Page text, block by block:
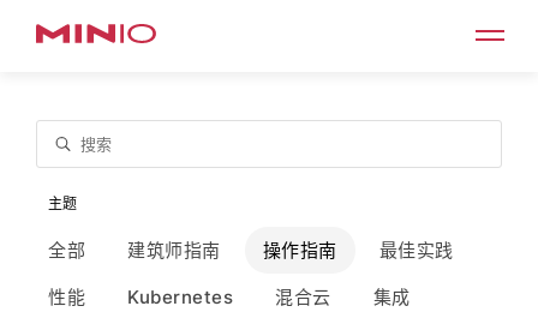
搜索
主题
全部 建筑师指南 操作指南 最佳实践
性能 Kubernetes 混合云 集成